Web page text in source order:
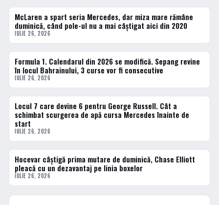
FORMULA 1
McLaren a spart seria Mercedes, dar miza mare rămâne
duminică, când pole-ul nu a mai câștigat aici din 2020
IULIE 26, 2026
FORMULA 1
Formula 1. Calendarul din 2026 se modifică. Sepang revine
în locul Bahrainului, 3 curse vor fi consecutive
IULIE 26, 2026
FORMULA 1
Locul 7 care devine 6 pentru George Russell. Cât a
schimbat scurgerea de apă cursa Mercedes înainte de
start
IULIE 26, 2026
DIVERSE
Hocevar câștigă prima mutare de duminică, Chase Elliott
pleacă cu un dezavantaj pe linia boxelor
IULIE 26, 2026